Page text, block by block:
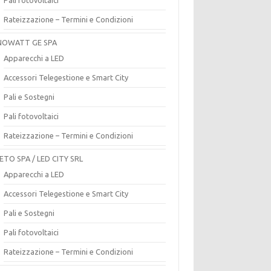
Rateizzazione – Termini e Condizioni
GE SPA
Apparecchi a LED
Accessori Telegestione e Smart City
Pali e Sostegni
Pali fotovoltaici
Rateizzazione – Termini e Condizioni
SPA / LED CITY SRL
Apparecchi a LED
Accessori Telegestione e Smart City
Pali e Sostegni
Pali fotovoltaici
Rateizzazione – Termini e Condizioni